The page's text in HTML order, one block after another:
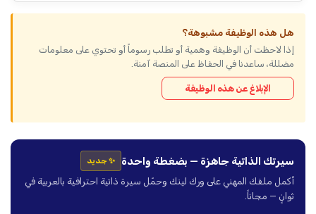
هل هذه الوظيفة مشبوهة؟
إذا لاحظت أن الوظيفة وهمية أو تطلب رسوماً أو تحتوي على معلومات
مضللة، ساعدنا في الحفاظ على المنصة آمنة.
الإبلاغ عن هذه الوظيفة
سيرتك الذاتية جاهزة — بضغطة واحدة ✨ جديد
أكمل ملفك المهني على ورك لينك وحمّل سيرة ذاتية احترافية بالعربية في
ثوانٍ — مجاناً.